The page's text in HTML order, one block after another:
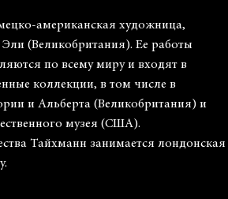
американская художница,
(Великобритания). Ее работы
по всему миру и входят в
коллекции, в том числе в
и Альберта (Великобритания) и
музея (США).
Тайхманн занимается лондонская